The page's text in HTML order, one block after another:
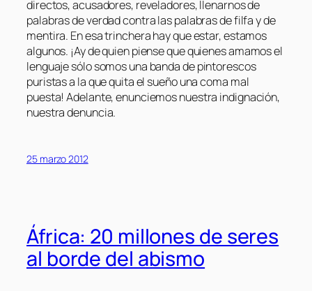
directos, acusadores, reveladores, llenarnos de
palabras de verdad contra las palabras de filfa y de
mentira. En esa trinchera hay que estar, estamos
algunos. ¡Ay de quien piense que quienes amamos el
lenguaje sólo somos una banda de pintorescos
puristas a la que quita el sueño una coma mal
puesta! Adelante, enunciemos nuestra indignación,
nuestra denuncia.
25 marzo 2012
África: 20 millones de seres
al borde del abismo